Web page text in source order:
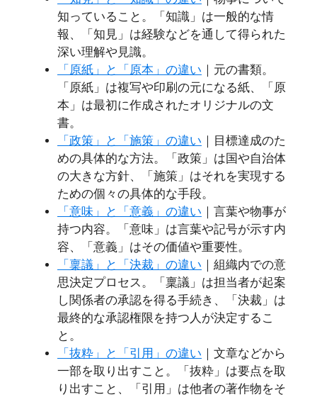
知っていること。「知識」は一般的な情
報、「知見」は経験などを通して得られた
深い理解や見識。
「原紙」と「原本」の違い ｜元の書類。
「原紙」は複写や印刷の元になる紙、「原
本」は最初に作成されたオリジナルの文
書。
「政策」と「施策」の違い ｜目標達成のた
めの具体的な方法。「政策」は国や自治体
の大きな方針、「施策」はそれを実現する
ための個々の具体的な手段。
「意味」と「意義」の違い ｜言葉や物事が
持つ内容。「意味」は言葉や記号が示す内
容、「意義」はその価値や重要性。
「稟議」と「決裁」の違い ｜組織内での意
思決定プロセス。「稟議」は担当者が起案
し関係者の承認を得る手続き、「決裁」は
最終的な承認権限を持つ人が決定するこ
と。
「抜粋」と「引用」の違い ｜文章などから
一部を取り出すこと。「抜粋」は要点を取
り出すこと、「引用」は他者の著作物をそ